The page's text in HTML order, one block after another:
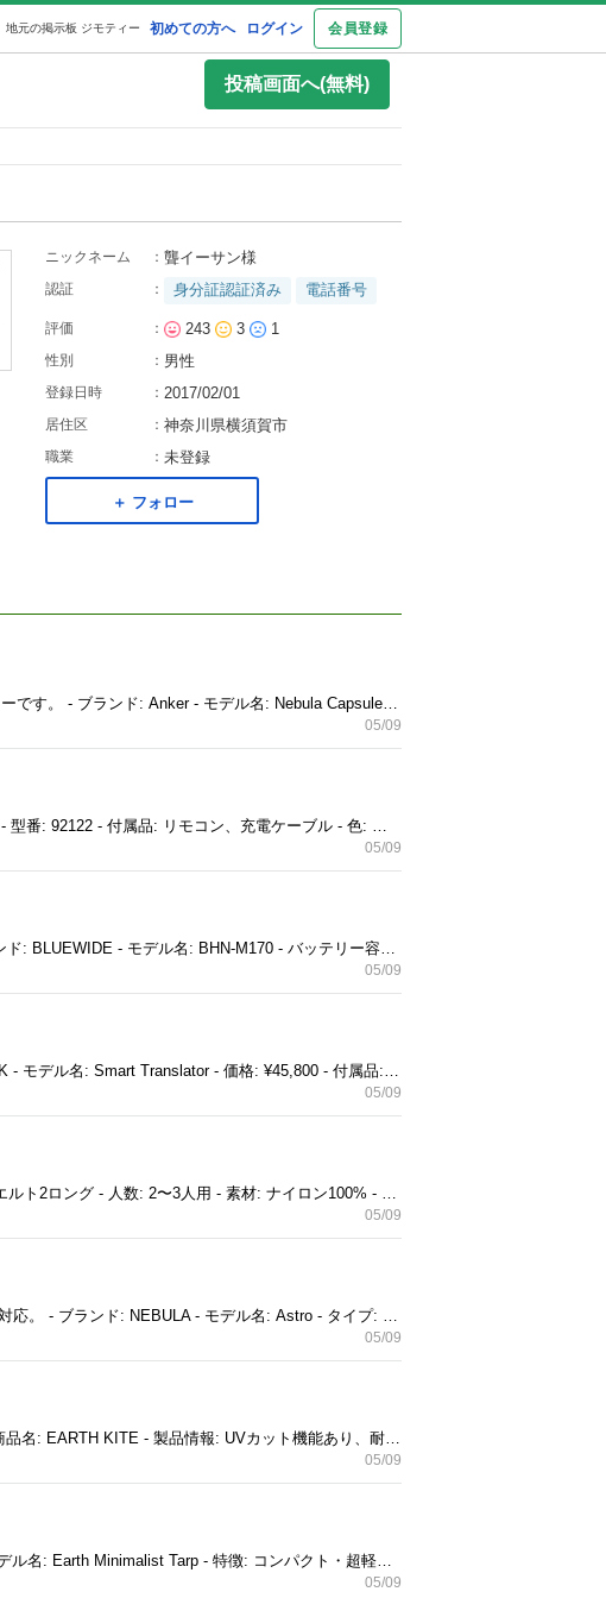
初めての方へ ログイン 会員登録
地元の掲示板 ジモティー
投稿画面へ(無料)
ニックネーム ： 聾イーサン様
認証 ： 身分証認証済み 電話番号
評価 ： 243 3 1
性別 ： 男性
登録日時 ： 2017/02/01
居住区 ： 神奈川県横須賀市
職業 ： 未登録
＋ フォロー
05/09
05/09
05/09
05/09
05/09
05/09
05/09
05/09